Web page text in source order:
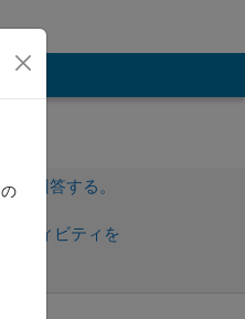
に回答する。
クティビティを